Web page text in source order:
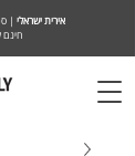
אירית ישראלי |
חינם